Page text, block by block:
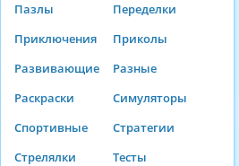
Пазлы
Переделки
Приключения
Приколы
Развивающие
Разные
Раскраски
Симуляторы
Спортивные
Стратегии
Стрелялки
Тесты